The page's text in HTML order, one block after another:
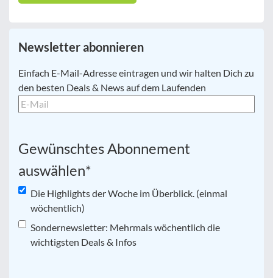
Newsletter abonnieren
E-
Mail *
Einfach E-Mail-Adresse eintragen und wir halten Dich zu
den besten Deals & News auf dem Laufenden
Gewünschtes Abonnement
auswählen*
Die Highlights der Woche im Überblick. (einmal
wöchentlich)
Sondernewsletter: Mehrmals wöchentlich die
wichtigsten Deals & Infos